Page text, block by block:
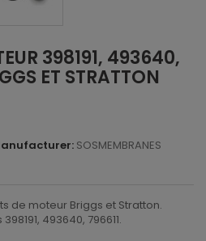
398191, 493640,
ET STRATTON
SOSMEMBRANES
de moteur Briggs et Stratton.
493640, 796611.